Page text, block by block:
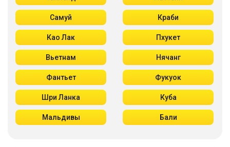
Самуй Краби
Као Лак Пхукет
Вьетнам Нячанг
Фантьет Фукуок
Шри Ланка Куба
Мальдивы Бали